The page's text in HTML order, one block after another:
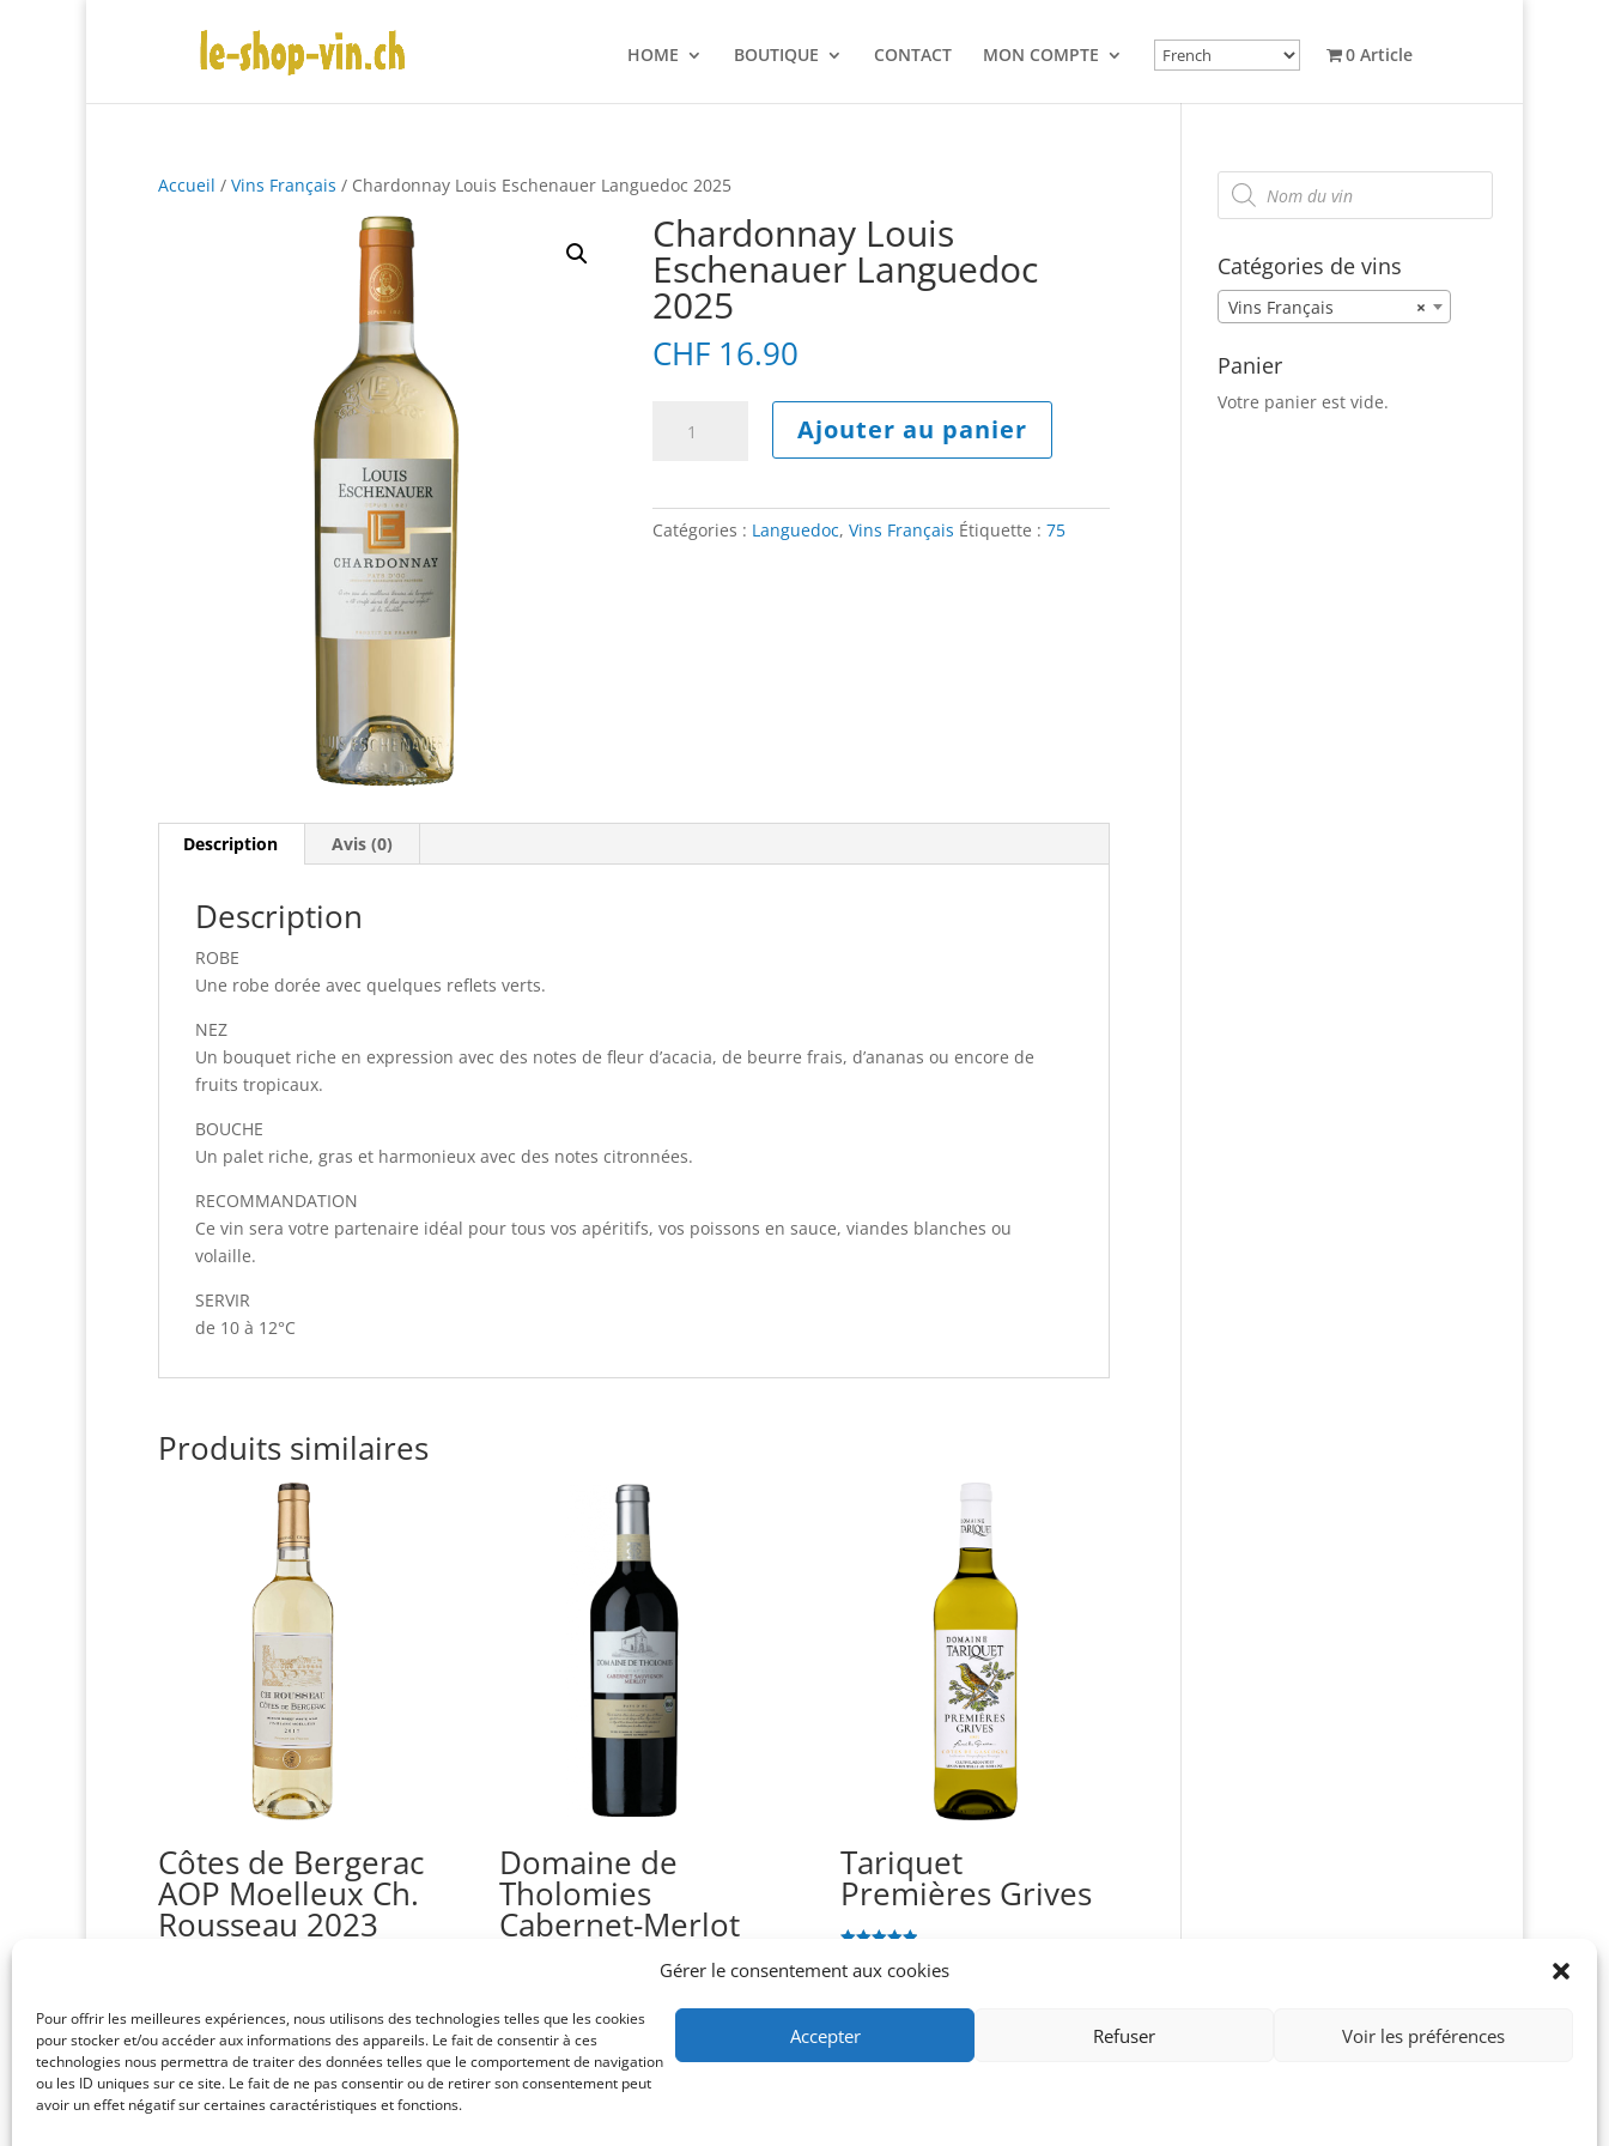
Gérer le consentement aux cookies
Pour offrir les meilleures expériences, nous utilisons des technologies telles que les cookies
pour stocker et/ou accéder aux informations des appareils. Le fait de consentir à ces
technologies nous permettra de traiter des données telles que le comportement de navigation
ou les ID uniques sur ce site. Le fait de ne pas consentir ou de retirer son consentement peut
avoir un effet négatif sur certaines caractéristiques et fonctions.
Accepter Refuser Voir les préférences
HOME BOUTIQUE CONTACT MON COMPTE 0 Article
Accueil / Vins Français / Chardonnay Louis Eschenauer Languedoc 2025
Chardonnay Louis
Eschenauer Languedoc
2025
CHF 16.90
Eschenauer
Ajouter au panier
r
Catégories : Languedoc,Vins Français Étiquette :75
Description Avis (0)
Description
ROBE
Une robe dorée avec quelques reflets verts.
NEZ
Un bouquet riche en expression avec des notes de fleur d’acacia, de beurre frais, d’ananas ou encore de
fruits tropicaux.
BOUCHE
Un palet riche, gras et harmonieux avec des notes citronnées.
RECOMMANDATION
Ce vin sera votre partenaire idéal pour tous vos apéritifs, vos poissons en sauce, viandes blanches ou
volaille.
SERVIR
de 10 à 12°C
Produits similaires
Côtes de Bergerac
AOP Moelleux Ch.
Rousseau 2023
sur 5
Domaine de
Tholomies
Cabernet-Merlot
Pays d’Oc IGP Bio
CHF25.80
Tariquet
Premières Grives
5.00
CHF 15.90
Recherche
de
produits
Catégories de vins
×
Vins Français
Panier
Votre panier est vide.